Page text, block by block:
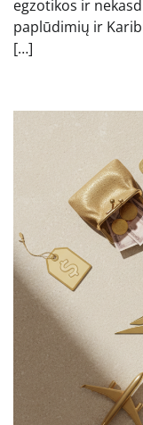
egzotikos ir
paplūdimių ir
[…]